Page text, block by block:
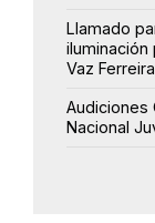
Llamado
iluminación
Vaz Ferreira
Audiciones
Nacional